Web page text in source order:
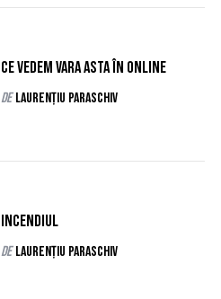
Ce vedem vara asta în online
de Laurențiu Paraschiv
Incendiul
de Laurențiu Paraschiv